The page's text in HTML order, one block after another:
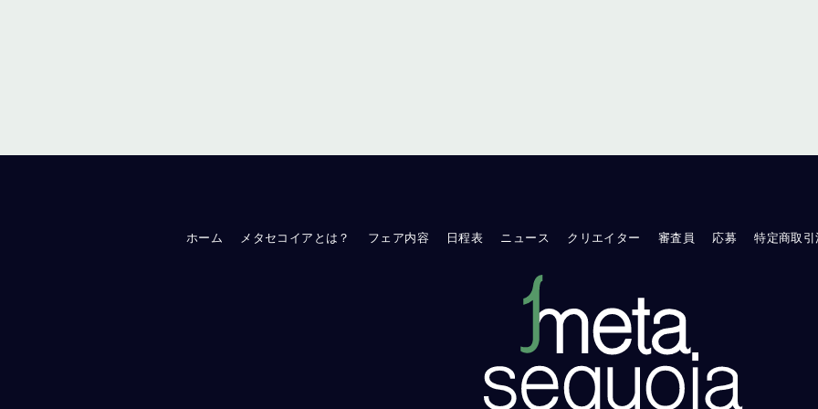
ホーム メタセコイアとは？ フェア内容 日程表 ニュース クリエイター 審査員 応募 特定商取